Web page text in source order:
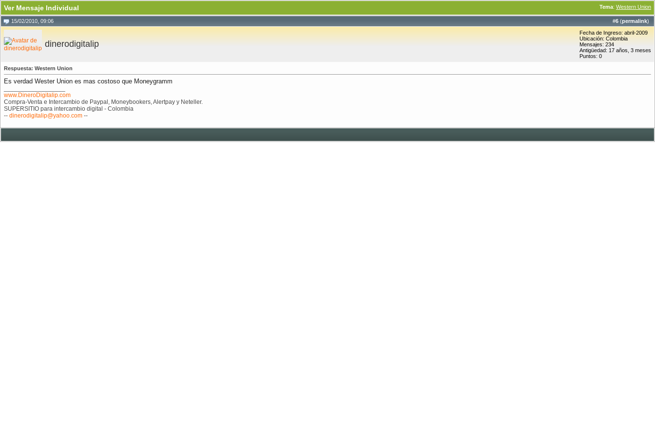
Tema: Western Union
Ver Mensaje Individual
#6 (permalink)
15/02/2010, 09:06
dinerodigitalip
Fecha de Ingreso: abril-2009
Ubicación: Colombia
Mensajes: 234
Antigüedad: 17 años, 3 meses
Puntos: 0
Respuesta: Western Union
Es verdad Wester Union es mas costoso que Moneygramm
www.DineroDigitalip.com
Compra-Venta e Intercambio de Paypal, Moneybookers, Alertpay y Neteller.
SUPERSITIO para intercambio digital - Colombia
-- dinerodigitalip@yahoo.com --